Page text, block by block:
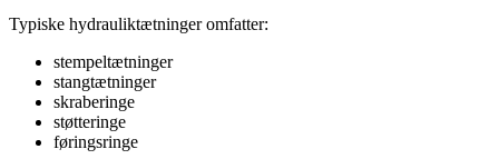
Typiske hydrauliktætninger omfatter:
stempeltætninger
stangtætninger
skraberinge
støtteringe
føringsringe